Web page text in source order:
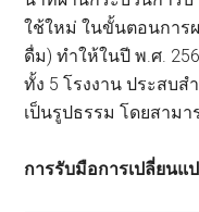
ใช้ใหม่ ในขั้นตอนการ
ดื่ม) ทำให้ในปี พ.ศ.
ทั้ง 5 โรงงาน ประสบส
เป็นรูปธรรม โดยสาม
การรับมือการเปลี่ยน